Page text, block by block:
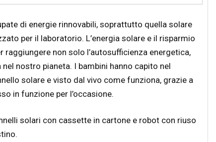
di energie rinnovabili, soprattutto quella solare
per il laboratorio. L’energia solare e il risparmio
raggiungere non solo l’autosufficienza energetica,
nostro pianeta. I bambini hanno capito nel
solare e visto dal vivo come funziona, grazie a
in funzione per l’occasione.
solari con cassette in cartone e robot con riuso